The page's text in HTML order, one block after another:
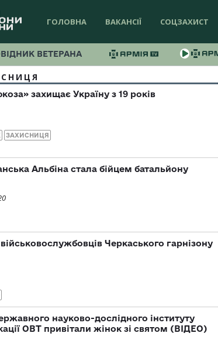
ГОЛОВНА ВАКАНСІЇ СОЦЗАХИСТ
ВЕТЕРАНА
захищає Україну з 19 років
ЗАХИСНИЦЯ
Альбіна стала бійцем батальйону
Черкаського гарнізону
науково-дослідного інституту
ОВТ привітали жінок зі святом (ВІДЕО)